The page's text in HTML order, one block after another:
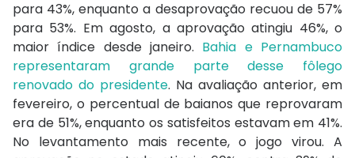
para 43%, enquanto a desaprovação recuou de 57%
para 53%. Em agosto, a aprovação atingiu 46%, o
maior índice desde janeiro. Bahia e Pernambuco
representaram grande parte desse fôlego
renovado do presidente. Na avaliação anterior, em
fevereiro, o percentual de baianos que reprovaram
era de 51%, enquanto os satisfeitos estavam em 41%.
No levantamento mais recente, o jogo virou. A